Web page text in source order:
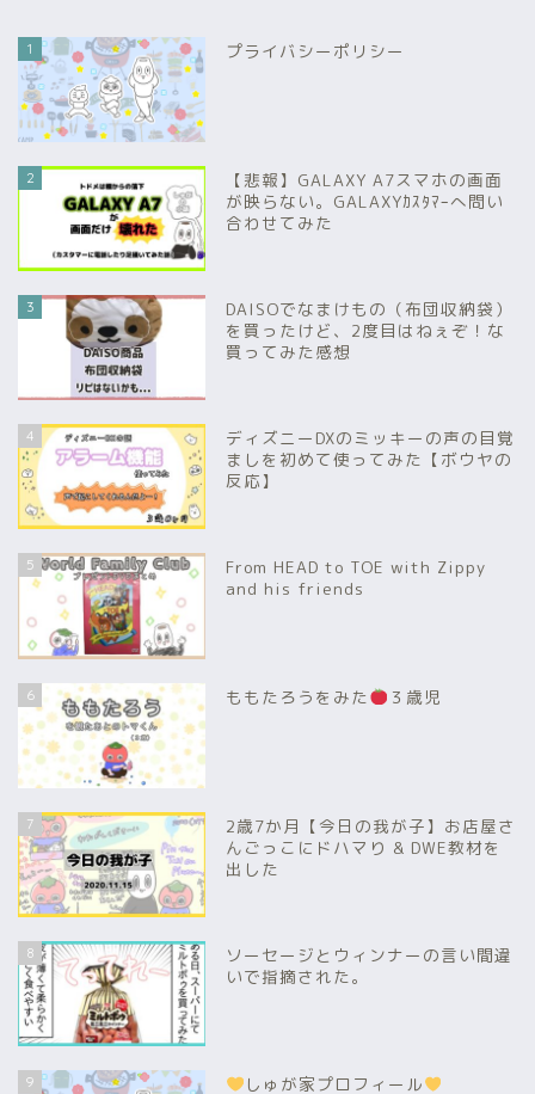
1 プライバシーポリシー
2
【悲報】GALAXY A7スマホの画面
が映らない。GALAXYｶｽﾀﾏｰへ問い
合わせてみた
3
DAISOでなまけもの（布団収納袋）
を買ったけど、2度目はねぇぞ！な
買ってみた感想
4
ディズニーDXのミッキーの声の目覚
ましを初めて使ってみた【ボウヤの
反応】
5
From HEAD to TOE with Zippy
and his friends
6 ももたろうをみた ３歳児
7
2歳7か月【今日の我が子】お店屋さ
んごっこにドハマり & DWE教材を
出した
8
ソーセージとウィンナーの言い間違
いで指摘された。
9 しゅが家プロフィール